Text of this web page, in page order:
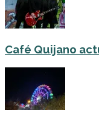
Café Quijano